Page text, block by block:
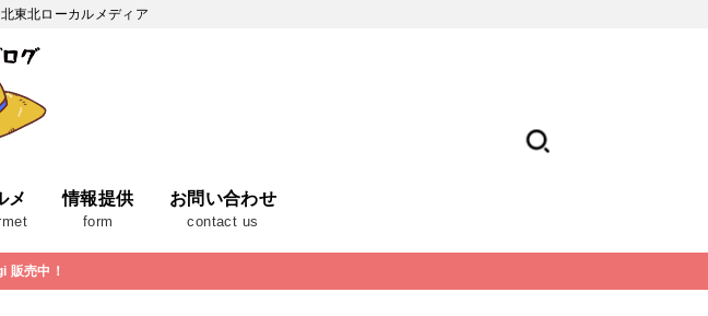
東北ローカルメディア
メ 情報提供
form
お問い合わせ
contact us
販売中！